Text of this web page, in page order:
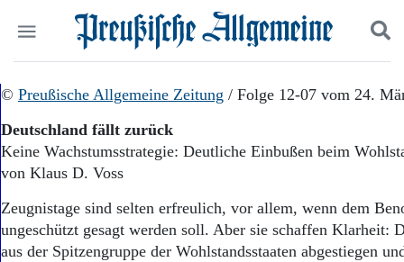
Politik
Wirtschaft
Panorama
Geschichte
Ostpreußen
Pommern
Suchen und finden
© Preußische Allgemeine Zeitung / Folge 12-07 vom 24.
Deutschland fällt zurück
Keine Wachstumsstrategie: Deutliche Einbußen beim
von Klaus D. Voss
Zeugnistage sind selten erfreulich, vor allem, wenn dem
ungeschützt gesagt werden soll. Aber sie schaffen Klarheit:
aus der Spitzengruppe der Wohlstandsstaaten abgestiegen